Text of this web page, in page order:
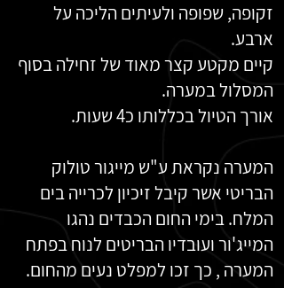
זקופה, שפופה ולעיתים הליכה על
ארבע.
קיים מקטע קצר מאוד של זחילה בסוף
המסלול במערה.
אורך הטיול בכללותו כ4 שעות.
המערה נקראת ע"ש מייגור טולוק
הבריטי אשר קיבל זיכיון לכרייה בים
המלח. בימי החום הכבדים נהגו
המייג'ור ועובדיו הבריטים לנוח בפתח
המערה , כך זכו למפלט נעים מהחום.